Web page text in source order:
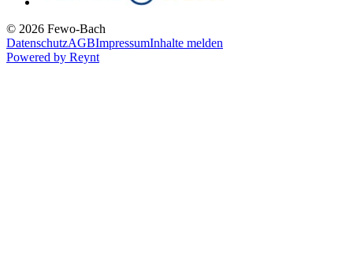
© 2026 Fewo-Bach
DatenschutzAGBImpressumInhalte melden
Powered by Reynt